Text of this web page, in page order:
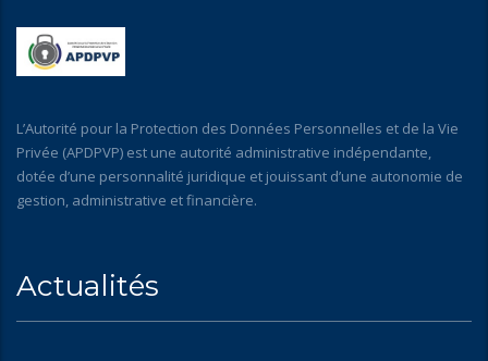
L’Autorité pour la Protection des Données Personnelles et de la Vie
Privée (APDPVP) est une autorité administrative indépendante,
dotée d’une personnalité juridique et jouissant d’une autonomie de
gestion, administrative et financière.
Actualités